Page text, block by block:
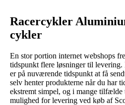
Racercykler
cykler
En stor portion internet webshops
tidspunkt flere løsninger til levering.
er på nuværende tidspunkt at få
selv henter produkterne når du har
ekstremt simpel, og i mange
mulighed for levering ved køb af